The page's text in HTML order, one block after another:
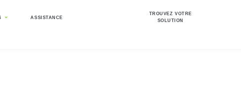
ASSISTANCE
TROUVEZ VOTRE
SOLUTION